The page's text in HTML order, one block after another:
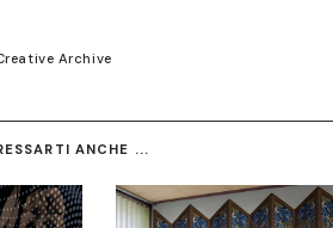
Archive
ANCHE ...